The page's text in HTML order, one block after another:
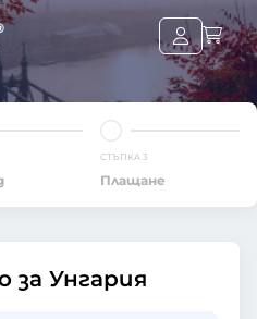
СТЪПКА 3
Плащане
за Унгария